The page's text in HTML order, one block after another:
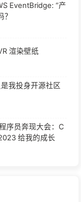
EventBridge: “产
渲染壁纸
我投身开源社区
序员奔现大会：C
给我的成长